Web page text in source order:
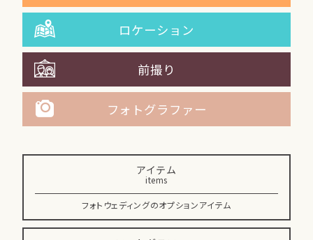
ロケーション
前撮り
フォトグラファー
アイテム
items
フォトウェディングのオプションアイテム